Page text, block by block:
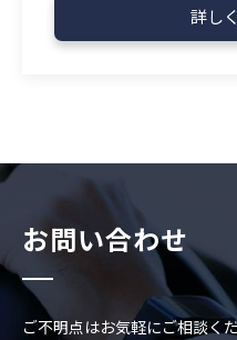
詳し
お問い合わせ
ご不明点はお気軽にご相談く